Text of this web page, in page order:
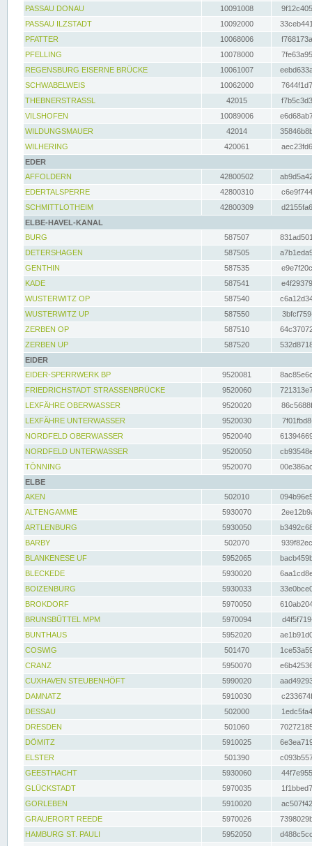
PASSAU DONAU
10091008
PASSAU ILZSTADT
10092000
PFATTER
10068006
PFELLING
10078000
REGENSBURG EISERNE BRÜCKE
10061007
SCHWABELWEIS
10062000
THEBNERSTRASSL
42015
VILSHOFEN
10089006
WILDUNGSMAUER
42014
WILHERING
420061
EDER
AFFOLDERN
42800502
EDERTALSPERRE
42800310
SCHMITTLOTHEIM
42800309
ELBE-HAVEL-KANAL
BURG
587507
DETERSHAGEN
587505
GENTHIN
587535
KADE
587541
WUSTERWITZ OP
587540
WUSTERWITZ UP
587550
ZERBEN OP
587510
ZERBEN UP
587520
EIDER
EIDER-SPERRWERK BP
9520081
FRIEDRICHSTADT STRASSENBRÜCKE
9520060
LEXFÄHRE OBERWASSER
9520020
LEXFÄHRE UNTERWASSER
9520030
NORDFELD OBERWASSER
9520040
NORDFELD UNTERWASSER
9520050
TÖNNING
9520070
ELBE
AKEN
502010
ALTENGAMME
5930070
ARTLENBURG
5930050
BARBY
502070
BLANKENESE UF
5952065
BLECKEDE
5930020
BOIZENBURG
5930033
BROKDORF
5970050
BRUNSBÜTTEL MPM
5970094
BUNTHAUS
5952020
COSWIG
501470
CRANZ
5950070
CUXHAVEN STEUBENHÖFT
5990020
DAMNATZ
5910030
DESSAU
502000
DRESDEN
501060
DÖMITZ
5910025
ELSTER
501390
GEESTHACHT
5930060
GLÜCKSTADT
5970035
GORLEBEN
5910020
GRAUERORT REEDE
5970026
HAMBURG ST. PAULI
5952050